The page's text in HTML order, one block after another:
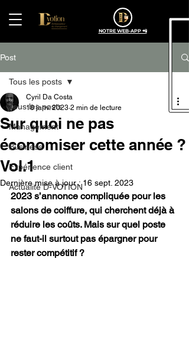
NOTRE WEB-APP 📲
Post
Tous les posts
Management
Business
Expérience client
Actualité D-VOTION
Tous les posts
Sur quoi ne pas
économiser cette année ?
Vol.1
Cyril Da Costa
18 janv. 2023 2 min de lecture
Dernière mise à jour :16 sept. 2023
2023 s’annonce compliquée pour les
salons de coiffure, qui cherchent déjà à
réduire les coûts. Mais sur quel poste
ne faut-il surtout pas épargner pour
rester compétitif ?